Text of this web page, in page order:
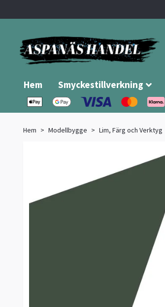
Hem Smyckestillverkning
Hem Modellbygge Lim, Färg och Verktyg